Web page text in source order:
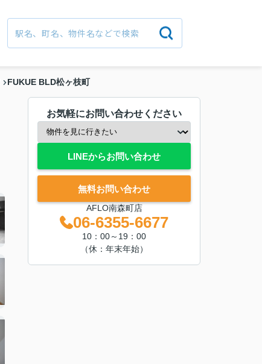
FUKUE BLD松ヶ枝町
お気軽にお問い合わせください
LINEからお問い合わせ
無料お問い合わせ
AFLO南森町店
06-6355-6677
10：00～19：00
（休：年末年始）